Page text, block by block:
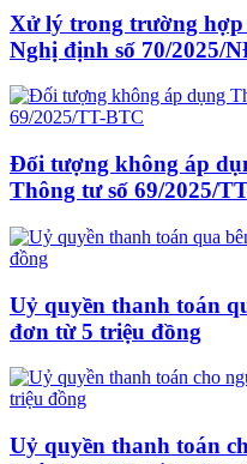
Xử lý trong trường
Nghị định số 70/2025/
Đối tượng không áp
Thông tư số 69/2025/
Uỷ quyền thanh toán
đơn từ 5 triệu đồng
Uỷ quyền thanh toán